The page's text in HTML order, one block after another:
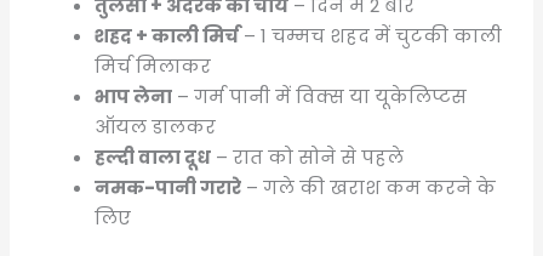
तुलसी + अदरक की चाय – दिन में 2 बार
शहद + काली मिर्च– 1 चम्मच शहद में चुटकी काली
मिर्च मिलाकर
भाप लेना – गर्म पानी में विक्स या यूकेलिप्टस
ऑयल डालकर
हल्दी वाला दूध – रात को सोने से पहले
नमक-पानी गरारे – गले की खराश कम करने के
लिए